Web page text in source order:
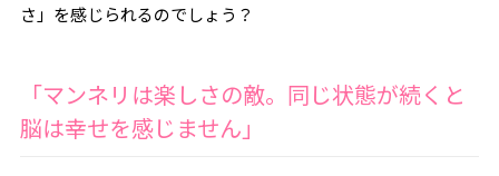
さ」を感じられるのでしょう？
「マンネリは楽しさの敵。同じ状態が続くと
脳は幸せを感じません」